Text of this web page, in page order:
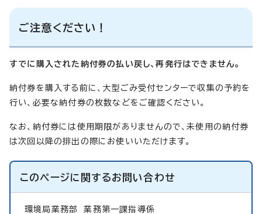
ご注意ください！
すでに購入された納付券の払い戻し、再発行はできません。
納付券を購入する前に、大型ごみ受付センターで収集の予約を
行い、必要な納付券の枚数などをご確認ください。
なお、納付券には使用期限がありませんので、未使用の納付券
は次回以降の排出の際にお使いいただけます。
このページに関するお問い合わせ
環境局業務部業務第一課指導係